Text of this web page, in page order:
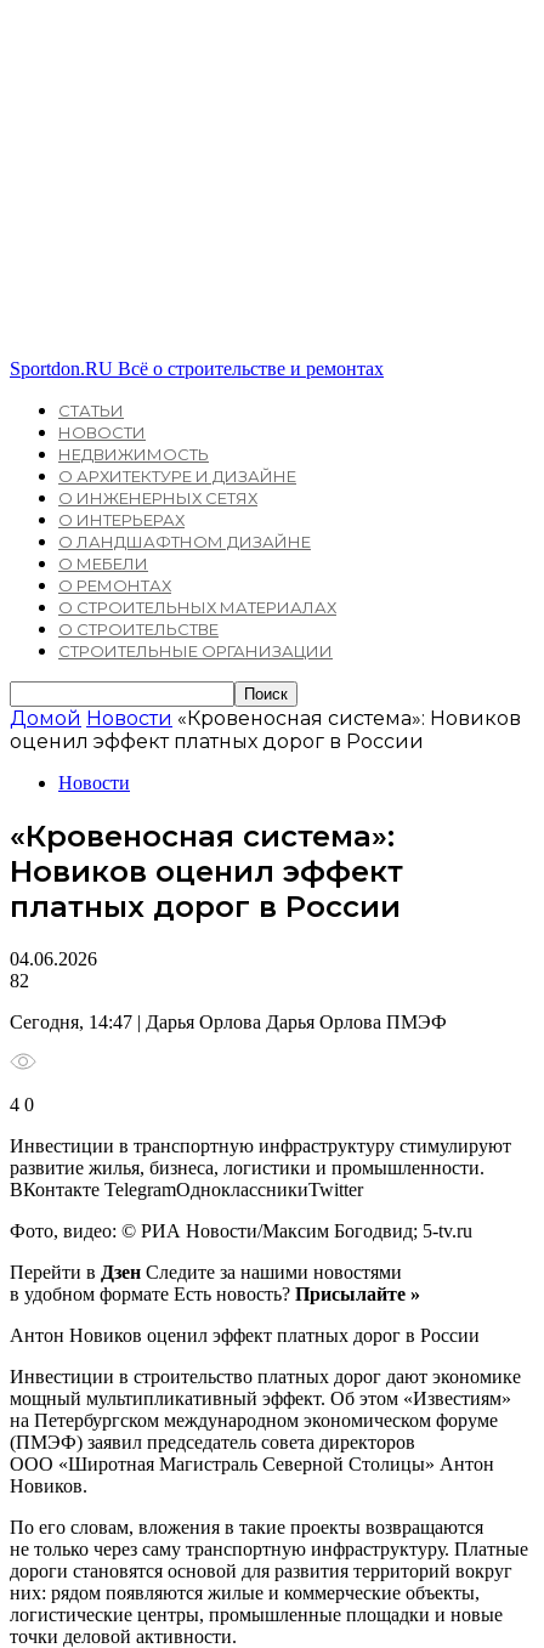
Sportdon.RU Всё о строительстве и ремонтах
СТАТЬИ
НОВОСТИ
НЕДВИЖИМОСТЬ
О АРХИТЕКТУРЕ И ДИЗАЙНЕ
О ИНЖЕНЕРНЫХ СЕТЯХ
О ИНТЕРЬЕРАХ
О ЛАНДШАФТНОМ ДИЗАЙНЕ
О МЕБЕЛИ
О РЕМОНТАХ
О СТРОИТЕЛЬНЫХ МАТЕРИАЛАХ
О СТРОИТЕЛЬСТВЕ
СТРОИТЕЛЬНЫЕ ОРГАНИЗАЦИИ
Домой Новости «Кровеносная система»: Новиков
оценил эффект платных дорог в России
Новости
«Кровеносная система»:
Новиков оценил эффект
платных дорог в России
04.06.2026
82
Сегодня, 14:47 | Дарья Орлова Дарья Орлова ПМЭФ
4 0
Инвестиции в транспортную инфраструктуру стимулируют
развитие жилья, бизнеса, логистики и промышленности.
ВКонтакте TelegramОдноклассникиTwitter
Фото, видео: © РИА Новости/Максим Богодвид; 5-tv.ru
Перейти в Дзен Следите за нашими новостями
в удобном формате Есть новость? Присылайте »
Антон Новиков оценил эффект платных дорог в России
Инвестиции в строительство платных дорог дают экономике
мощный мультипликативный эффект. Об этом «Известиям»
на Петербургском международном экономическом форуме
(ПМЭФ) заявил председатель совета директоров
ООО «Широтная Магистраль Северной Столицы» Антон
Новиков.
По его словам, вложения в такие проекты возвращаются
не только через саму транспортную инфраструктуру. Платные
дороги становятся основой для развития территорий вокруг
них: рядом появляются жилые и коммерческие объекты,
логистические центры, промышленные площадки и новые
точки деловой активности.